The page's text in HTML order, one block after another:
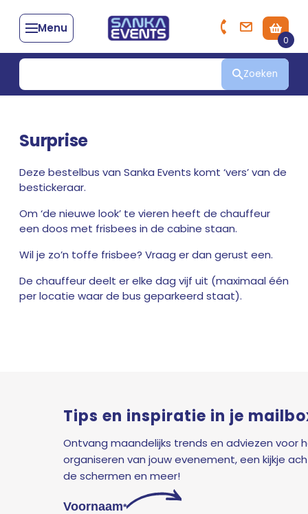
Menu
0
Zoeken
Surprise
Deze bestelbus van Sanka Events komt ‘vers’ van de
bestickeraar.
Om ‘de nieuwe look’ te vieren heeft de chauffeur
een doos met frisbees in de cabine staan.
Wil je zo’n toffe frisbee? Vraag er dan gerust een.
De chauffeur deelt er elke dag vijf uit (maximaal één
per locatie waar de bus geparkeerd staat).
Tips en inspiratie in je
Ontvang maandelijks trends en adviezen voor
organiseren van jouw evenement, een kijkje
de schermen en meer!
Voornaam*